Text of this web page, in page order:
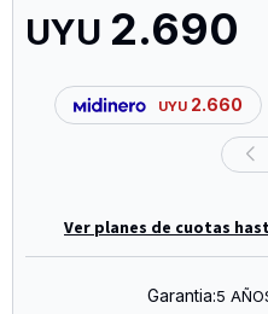
UYU 2.690
UYU 2.660
Ver planes de cuotas
Garantia:5